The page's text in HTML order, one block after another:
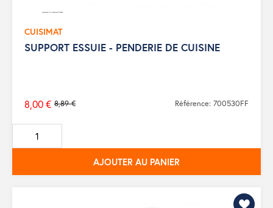
CUISIMAT
SUPPORT ESSUIE - PENDERIE DE CUISINE
Prix
de
base
8,89 €
8,00 € Référence: 700530FF
AJOUTER AU PANIER